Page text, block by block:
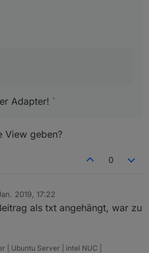
Adapter! `
View geben?
0
2019, 17:22
als txt angehängt, war zu
| Ubuntu Server | intel NUC |